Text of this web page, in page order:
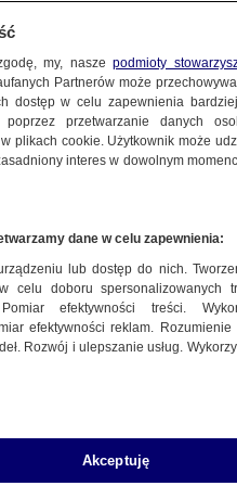
my, naszepodmioty
Partnerów może
dostęp w celu zapewnienia
przetwarzanie danych
plikach cookie. Użytkownik może
interes w dowolnym
dane w celu zapewnienia:
lub dostęp do nich.
celu doboru spersonalizowanych
Pomiar efektywności treści.
efektywności reklam.
Rozwój i ulepszanie usług.
Akceptuję